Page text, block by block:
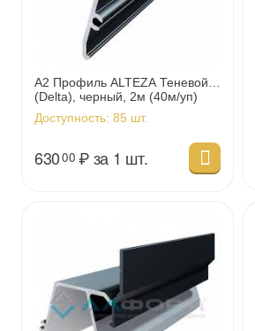
А2 Профиль ALTEZA Теневой
(Delta), черный, 2м (40м/уп)
Доступность: 85 шт.
63000 ₽за 1 шт.